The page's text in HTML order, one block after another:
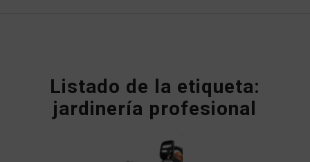
Listado de la etiqueta:
jardinería profesional